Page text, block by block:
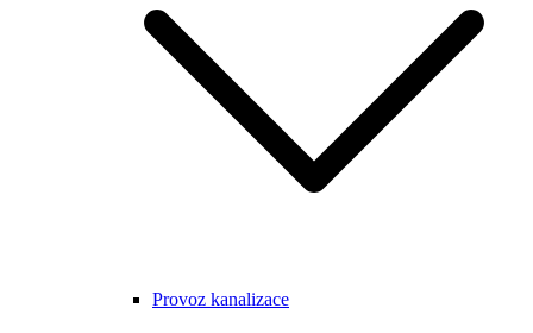
Provoz kanalizace